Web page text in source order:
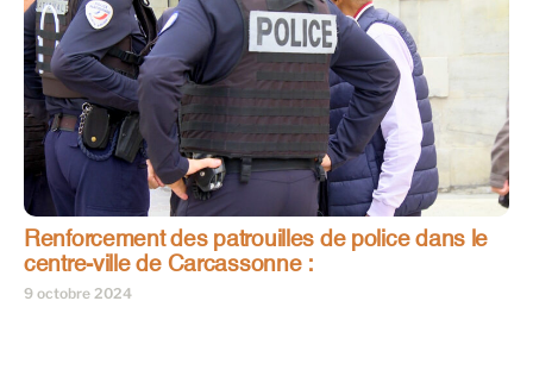
Renforcement des patrouilles de police dans le
centre-ville de Carcassonne :
9 octobre 2024